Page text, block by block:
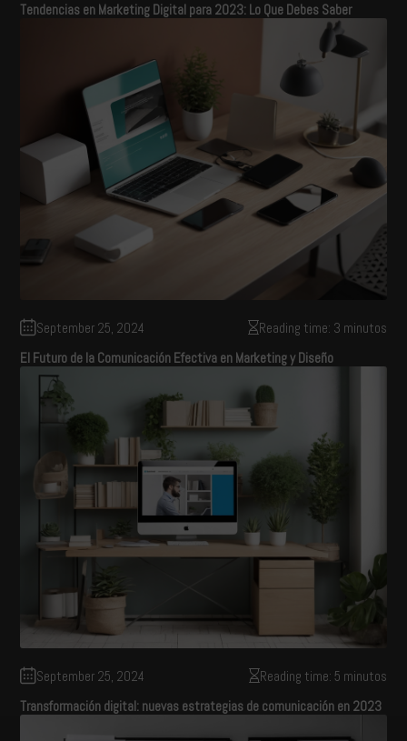
Tendencias en Marketing Digital para 2023: Lo Que Debes Saber
September 25, 2024
Reading time: 3 minutos
El Futuro de la Comunicación Efectiva en Marketing y Diseño
September 25, 2024
Reading time: 5 minutos
Transformación digital: nuevas estrategias de comunicación en 2023